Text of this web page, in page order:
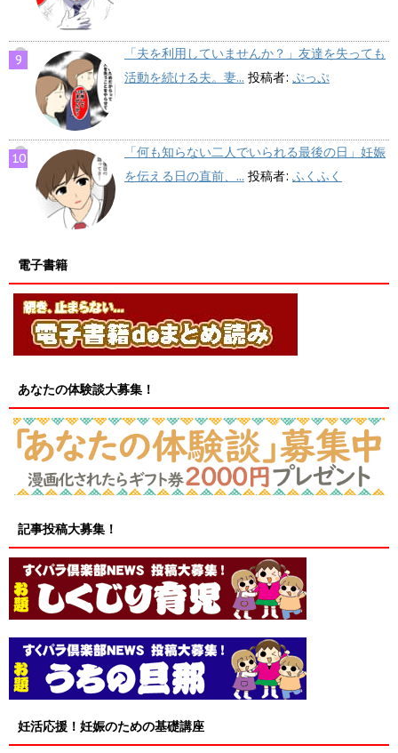
「夫を利用していませんか？」友達を失っても
活動を続ける夫。妻... 投稿者: ぷっぷ
「何も知らない二人でいられる最後の日」妊娠
を伝える日の直前、... 投稿者: ふくふく
電子書籍
あなたの体験談大募集！
記事投稿大募集！
妊活応援！妊娠のための基礎講座